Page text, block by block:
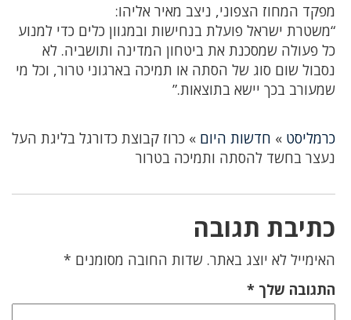
מפקד המחוז הצפוני, ניצב מאיר אליהו:
“משטרת ישראל פועלת בנחישות ובמגוון כלים כדי למנוע
כל פעולה שמסכנת את ביטחון המדינה ותושביה. לא
נסבול שום סוג של הסתה או תמיכה בארגוני טרור, וכל מי
שמעורב בכך יישא בתוצאות.”
כרמליסט » חדשות היום » כרוז קבוצת כדורגל בליגת העל
נעצר בחשד להסתה ותמיכה בטרור
כתיבת תגובה
האימייל לא יוצג באתר. שדות החובה מסומנים *
התגובה שלך *